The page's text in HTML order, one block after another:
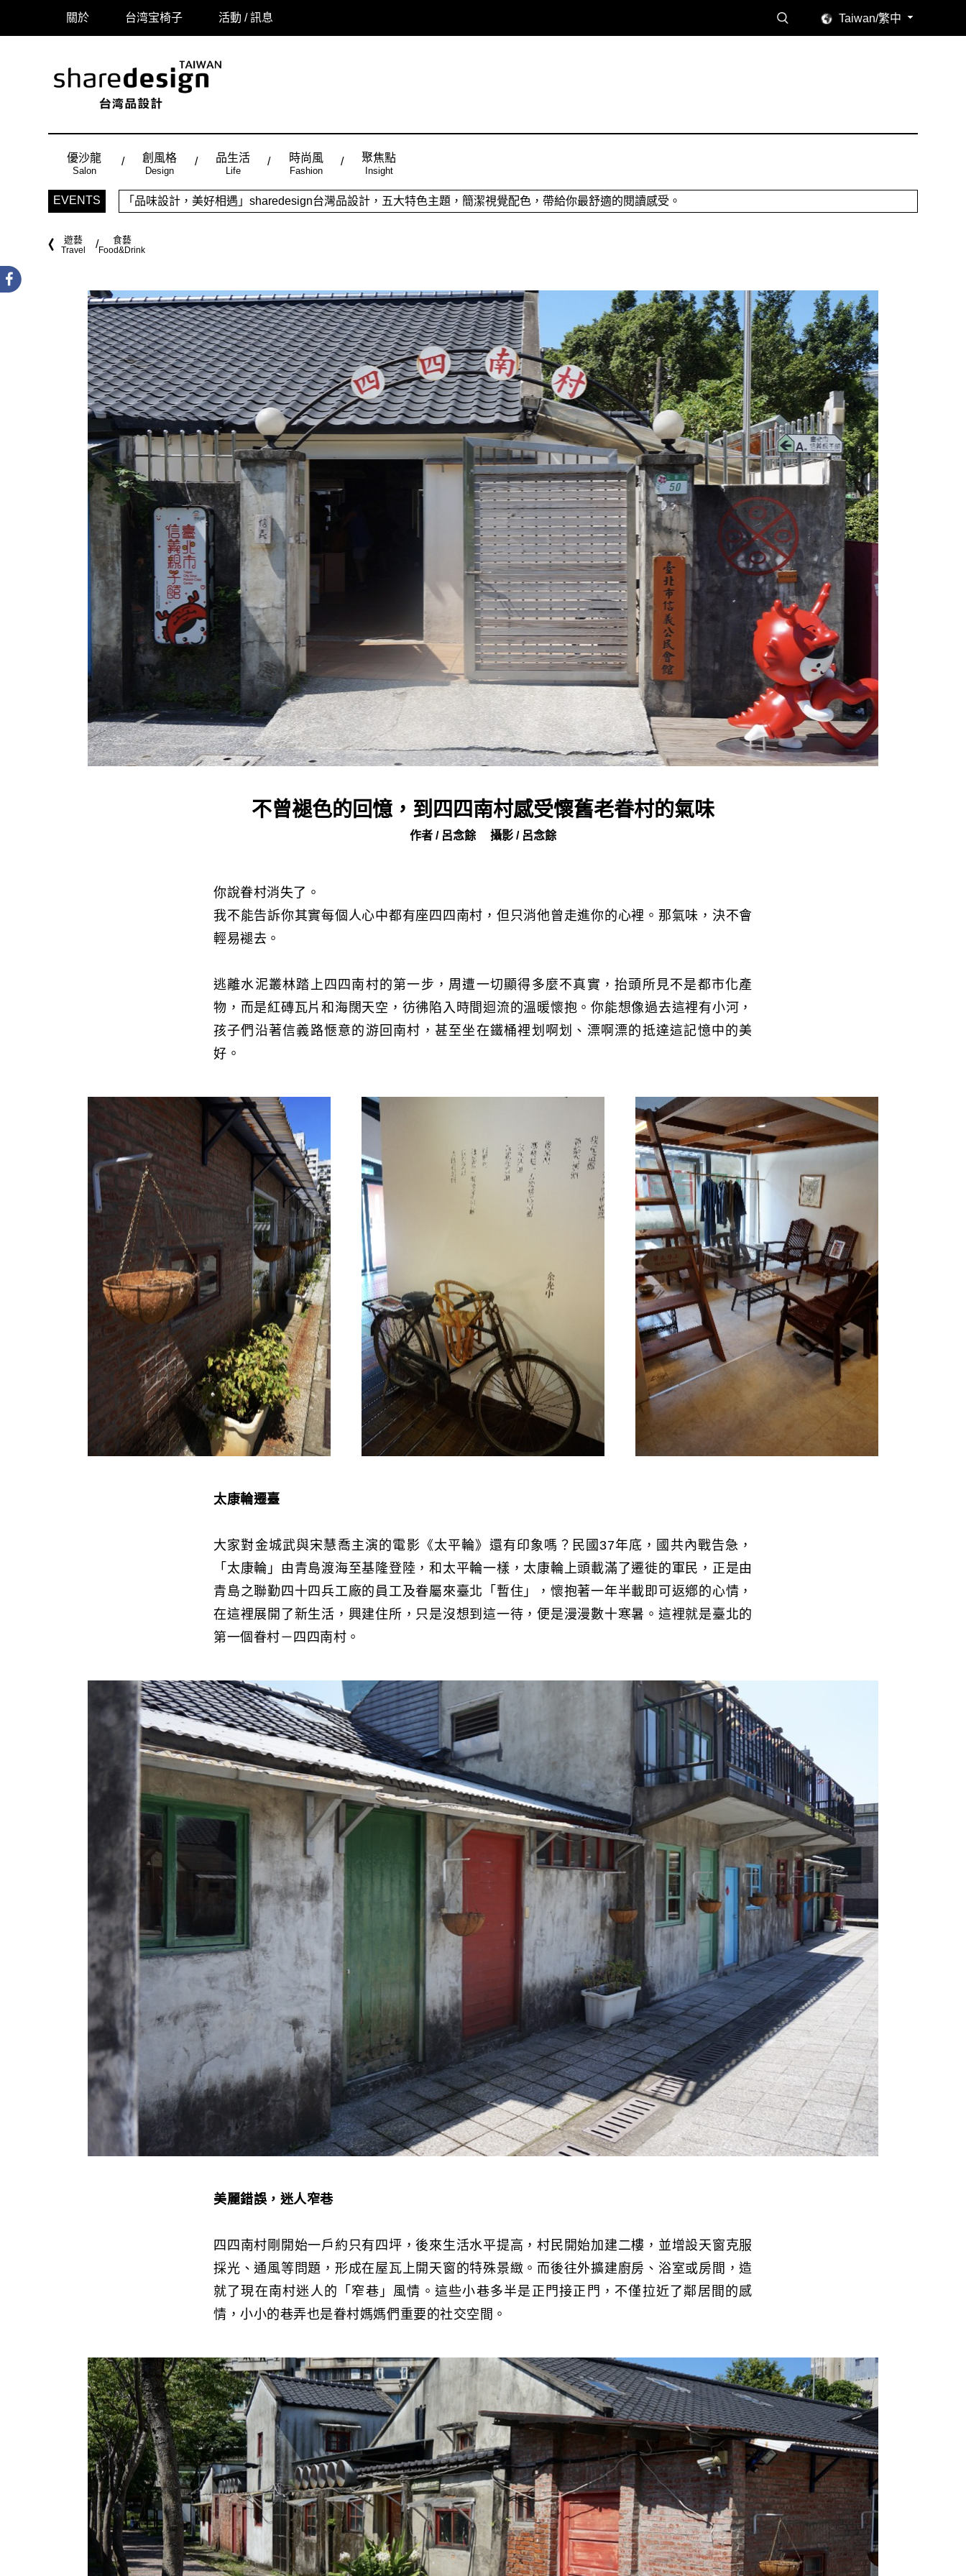
Taiwan/繁中
關於 台湾宝椅子 活動 / 訊息
優沙龍
Salon
創風格
Design
品生活
Life
時尚風
Fashion
聚焦點
Insight
EVENTS
時尚風：Made in Taiwan， 從台灣原創時尚，領略潮流趨勢，體現個人穿搭品味。
遊藝
Travel
食藝
Food&Drink
不曾褪色的回憶，到四四南村感受懷舊老眷村的氣味
作者 / 呂念餘 攝影 / 呂念餘
你說眷村消失了。
我不能告訴你其實每個人心中都有座四四南村，但只消他曾走進你的心裡。那氣味，決不會
輕易褪去。
逃離水泥叢林踏上四四南村的第一步，周遭一切顯得多麼不真實，抬頭所見不是都市化產
物，而是紅磚瓦片和海闊天空，彷彿陷入時間迴流的溫暖懷抱。你能想像過去這裡有小河，
孩子們沿著信義路愜意的游回南村，甚至坐在鐵桶裡划啊划、漂啊漂的抵達這記憶中的美
好。
太康輪遷臺
大家對金城武與宋慧喬主演的電影《太平輪》還有印象嗎？民國37年底，國共內戰告急，
「太康輪」由青島渡海至基隆登陸，和太平輪一樣，太康輪上頭載滿了遷徙的軍民，正是由
青島之聯勤四十四兵工廠的員工及眷屬來臺北「暫住」，懷抱著一年半載即可返鄕的心情，
在這裡展開了新生活，興建住所，只是沒想到這一待，便是漫漫數十寒暑。這裡就是臺北的
第一個眷村－四四南村。
美麗錯誤，迷人窄巷
四四南村剛開始一戶約只有四坪，後來生活水平提高，村民開始加建二樓，並增設天窗克服
採光、通風等問題，形成在屋瓦上開天窗的特殊景緻。而後往外擴建廚房、浴室或房間，造
就了現在南村迷人的「窄巷」風情。這些小巷多半是正門接正門，不僅拉近了鄰居間的感
情，小小的巷弄也是眷村媽媽們重要的社交空間。